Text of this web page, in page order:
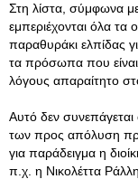
Στη λίστα, σύμφωνα
εμπεριέχονται όλα
παραθυράκι ελπίδας
τα πρόσωπα που
λόγους απαραίτητο
Αυτό δεν
των προς απόλυση
για παράδειγμα η
π.χ. η Νικολέττα